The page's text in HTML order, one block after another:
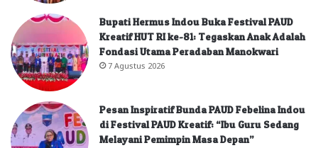
Bupati Hermus Indou Buka Festival PAUD
Kreatif HUT RI ke-81: Tegaskan Anak Adalah
Fondasi Utama Peradaban Manokwari
7 Agustus 2026
Pesan Inspiratif Bunda PAUD Febelina Indou
di Festival PAUD Kreatif: “Ibu Guru Sedang
Melayani Pemimpin Masa Depan”